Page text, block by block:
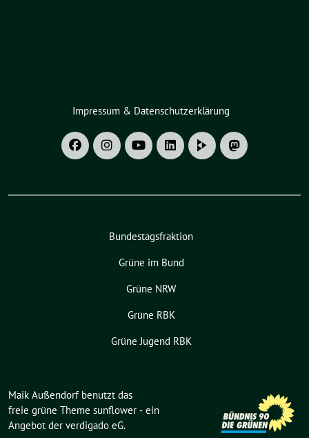
Impressum & Datenschutzerklärung
Bundestagsfraktion
Grüne im Bund
Grüne NRW
Grüne RBK
Grüne Jugend RBK
Maik Außendorf benutzt das
freie grüne Theme sunflower ‐ ein
Angebot der verdigado eG.